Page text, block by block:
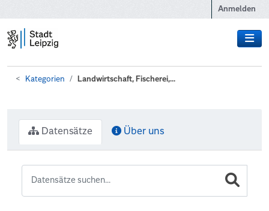
Anmelden
Kategorien Landwirtschaft, Fischerei,...
Datensätze Über uns